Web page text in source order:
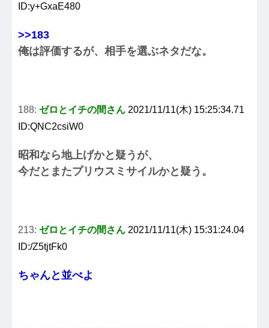
ID:y+GxaE480
>>183
俺は評価するが、相手を選ぶネタだな。
188: ゼロとイチの間さん 2021/11/11(木) 15:25:34.71
ID:QNC2csiW0
昭和なら地上げかと疑うが、
今だとまたプリウスミサイルかと疑う。
213: ゼロとイチの間さん 2021/11/11(木) 15:31:24.04
ID:/Z5tjtFk0
ちゃんと並べよ